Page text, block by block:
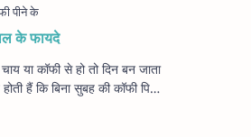
के फायदे
या कॉफी से हो तो दिन बन जाता
हैं कि बिना सुबह की कॉफी पिएं